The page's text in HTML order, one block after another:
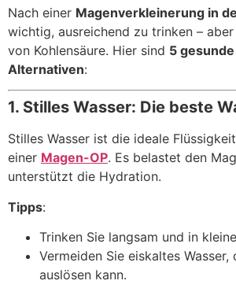
Nach einer Magenverkleinerung in
wichtig, ausreichend zu trinken –
von Kohlensäure. Hier sind 5
Alternativen:
1. Stilles Wasser: Die beste
Stilles Wasser ist die ideale
einer Magen-OP. Es belastet den
unterstützt die Hydration.
Tipps:
Trinken Sie langsam und in
Vermeiden Sie eiskaltes Wasser,
auslösen kann.